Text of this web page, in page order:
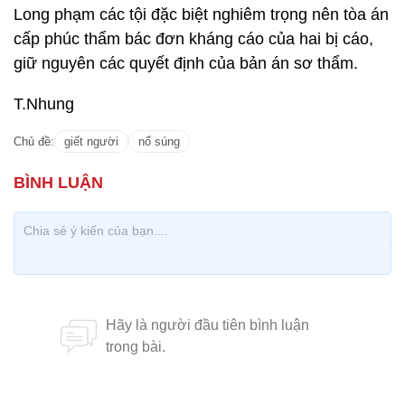
Long phạm các tội đặc biệt nghiêm trọng nên tòa án
cấp phúc thẩm bác đơn kháng cáo của hai bị cáo,
giữ nguyên các quyết định của bản án sơ thẩm.
T.Nhung
Chủ đề: giết người nổ súng